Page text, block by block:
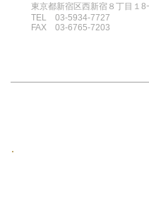
東京都新宿区西新宿８丁目１
TEL 03-5934-7727
FAX 03-6765-7203